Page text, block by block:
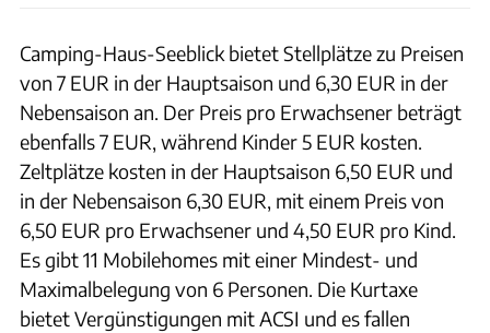
Camping-Haus-Seeblick bietet Stellplätze zu Preisen
von 7 EUR in der Hauptsaison und 6,30 EUR in der
Nebensaison an. Der Preis pro Erwachsener beträgt
ebenfalls 7 EUR, während Kinder 5 EUR kosten.
Zeltplätze kosten in der Hauptsaison 6,50 EUR und
in der Nebensaison 6,30 EUR, mit einem Preis von
6,50 EUR pro Erwachsener und 4,50 EUR pro Kind.
Es gibt 11 Mobilehomes mit einer Mindest- und
Maximalbelegung von 6 Personen. Die Kurtaxe
bietet Vergünstigungen mit ACSI und es fallen